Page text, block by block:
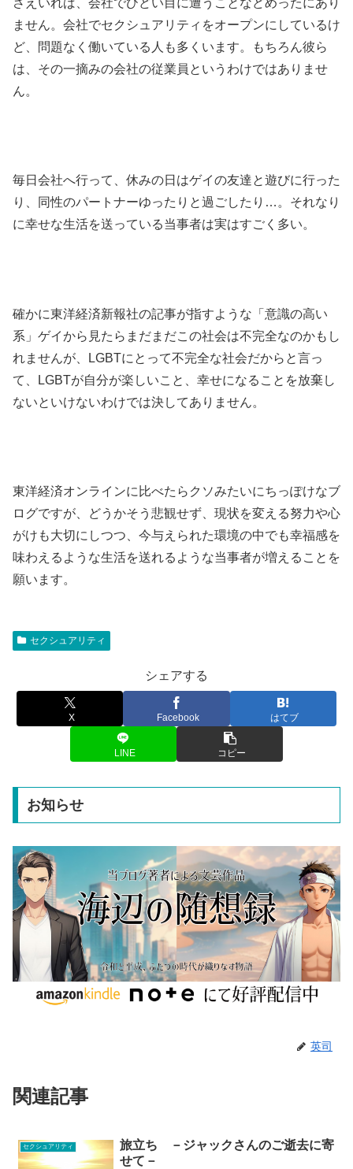
ません。会社でセクシュアリティをオープンにしているけ
ど、問題なく働いている人も多くいます。もちろん彼ら
は、その一摘みの会社の従業員というわけではありませ
ん。
毎日会社へ行って、休みの日はゲイの友達と遊びに行った
り、同性のパートナーゆったりと過ごしたり…。それなり
に幸せな生活を送っている当事者は実はすごく多い。
確かに東洋経済新報社の記事が指すような「意識の高い
系」ゲイから見たらまだまだこの社会は不完全なのかもし
れませんが、LGBTにとって不完全な社会だからと言っ
て、LGBTが自分が楽しいこと、幸せになることを放棄し
ないといけないわけでは決してありません。
東洋経済オンラインに比べたらクソみたいにちっぽけなブ
ログですが、どうかそう悲観せず、現状を変える努力や心
がけも大切にしつつ、今与えられた環境の中でも幸福感を
味わえるような生活を送れるような当事者が増えることを
願います。
セクシュアリティ
シェアする
X Facebook はてブ
LINE コピー
お知らせ
英司
関連記事
セクシュアリティ
旅立ち －ジャックさんのご逝去に寄
せて－